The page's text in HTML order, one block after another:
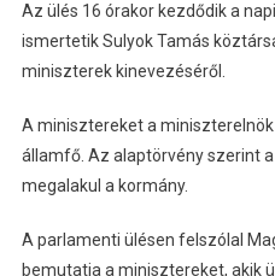
Az ülés 16 órakor kezdődik a
ismertetik Sulyok Tamás
miniszterek kinevezéséről.
A minisztereket a
államfő. Az alaptörvény szerint
megalakul a kormány.
A parlamenti ülésen felszólal
bemutatja a minisztereket, akik